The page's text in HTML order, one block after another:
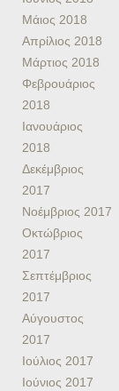
Μάιος 2018
Απρίλιος 2018
Μάρτιος 2018
Φεβρουάριος
2018
Ιανουάριος
2018
Δεκέμβριος
2017
Νοέμβριος 2017
Οκτώβριος
2017
Σεπτέμβριος
2017
Αύγουστος
2017
Ιούλιος 2017
Ιούνιος 2017